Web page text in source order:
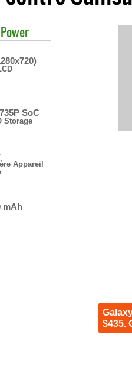
SoC
Storage
Appareil
mAh
$435.